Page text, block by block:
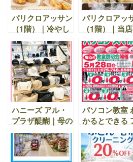
クション」金
賞！
パリクロアッサン
（1階）｜冷やし
てもおいしいパン
や新商品が並んで
います
パリクロアッ
（1階）｜当
パンは、毎日
日、ひとつひ
手作りで焼き
ています。
ハニーズ アル・
プラザ醍醐｜母の
日の贈り物にも。
お母さん世代にも
選びやすい春アイ
パソコン教室
かるとできる
ル・プラザ醍
（3階）｜5月
日（水）教室